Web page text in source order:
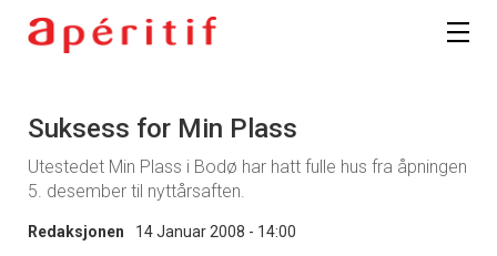
Suksess for Min Plass
Utestedet Min Plass i Bodø har hatt fulle hus fra åpningen
5. desember til nyttårsaften.
Redaksjonen 14 Januar 2008 - 14:00